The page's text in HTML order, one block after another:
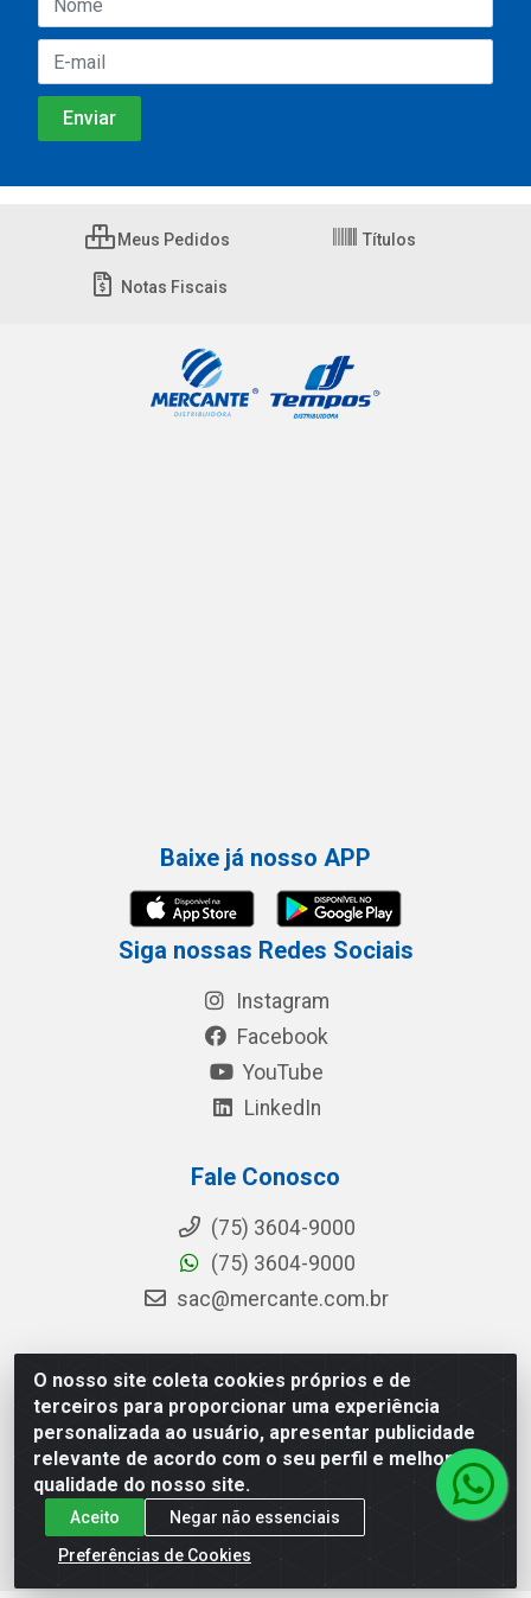
O nosso site coleta cookies próprios e de
terceiros para proporcionar uma experiência
personalizada ao usuário, apresentar publicidade
relevante de acordo com o seu perfil e melhorar a
qualidade do nosso site.
Aceito
Negar não essenciais
Preferências de Cookies
Meus Pedidos Títulos
Notas Fiscais
Baixe já nosso APP
Siga nossas Redes Sociais
Instagram
Facebook
YouTube
LinkedIn
Fale Conosco
(75) 3604-9000
(75) 3604-9000
sac@mercante.com.br
Mercante Distribuidora - Rua Mercante, 699 - Aviário,
Feira de Santana/BA - CEP 44.096-218 - CNPJ
96.755.848/0001-08